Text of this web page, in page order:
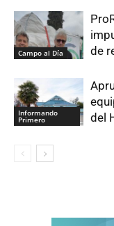
Campo al Día
de
Informando
Primero
del